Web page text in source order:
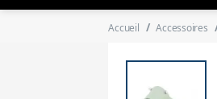
Accueil Accessoires